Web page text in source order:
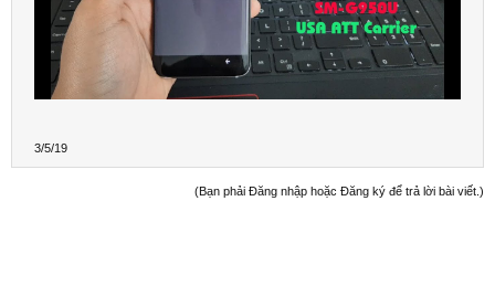
3/5/19
(Bạn phải Đăng nhập hoặc Đăng ký để trả lời bài viết.)